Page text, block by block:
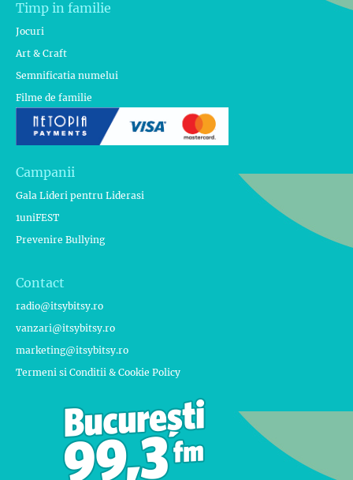
Timp in familie
Jocuri
Art & Craft
Semnificatia numelui
Filme de familie
Campanii
Gala Lideri pentru Liderasi
1uniFEST
Prevenire Bullying
Contact
radio@itsybitsy.ro
vanzari@itsybitsy.ro
marketing@itsybitsy.ro
Termeni si Conditii & Cookie Policy